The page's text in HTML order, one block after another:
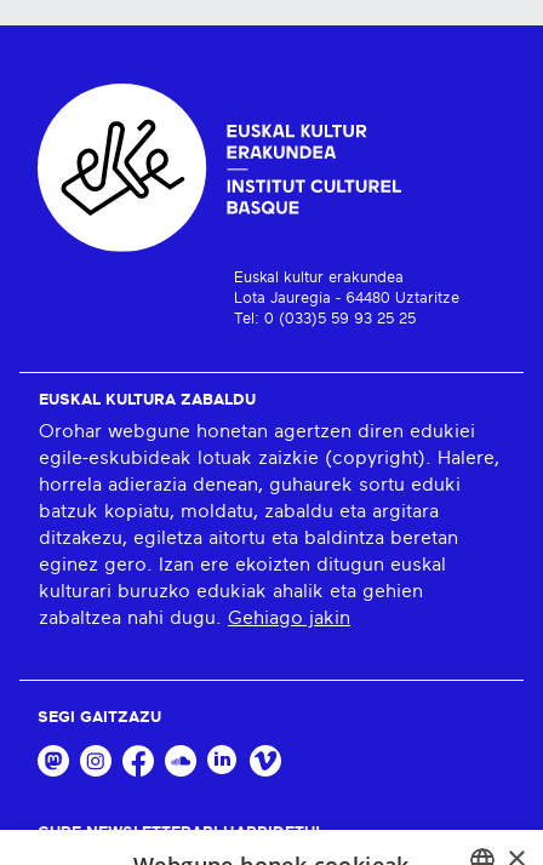
Euskal kultur erakundea
Lota Jauregia - 64480 Uztaritze
Tel: 0 (033)5 59 93 25 25
EUSKAL KULTURA ZABALDU
Orohar webgune honetan agertzen diren edukiei
egile-eskubideak lotuak zaizkie (copyright). Halere,
horrela adierazia denean, guhaurek sortu eduki
batzuk kopiatu, moldatu, zabaldu eta argitara
ditzakezu, egiletza aitortu eta baldintza beretan
eginez gero. Izan ere ekoizten ditugun euskal
kulturari buruzko edukiak ahalik eta gehien
zabaltzea nahi dugu. Gehiago jakin
SEGI GAITZAZU
GURE NEWSLETTERARI HARPIDETU!
×